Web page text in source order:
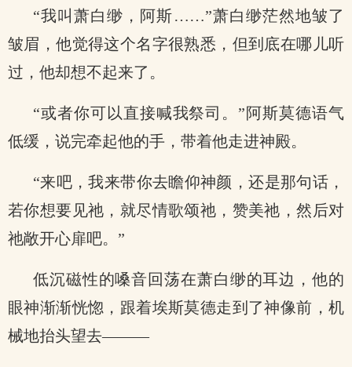
“我叫萧白缈，阿斯……”萧白缈茫然地皱了
皱眉，他觉得这个名字很熟悉，但到底在哪儿听
过，他却想不起来了。
“或者你可以直接喊我祭司。”阿斯莫德语气
低缓，说完牵起他的手，带着他走进神殿。
“来吧，我来带你去瞻仰神颜，还是那句话，
若你想要见祂，就尽情歌颂祂，赞美祂，然后对
祂敞开心扉吧。”
低沉磁性的嗓音回荡在萧白缈的耳边，他的
眼神渐渐恍惚，跟着埃斯莫德走到了神像前，机
械地抬头望去———